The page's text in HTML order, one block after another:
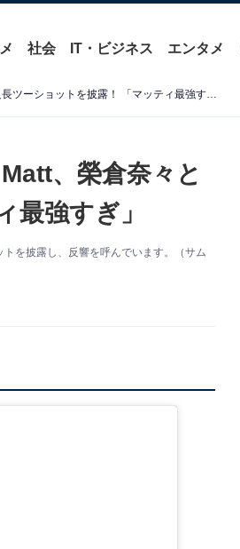
社会 IT・ビジネス エンタメ
「2人とも美しくてうっとりです、、」Matt、榮倉奈々との足長ツーショットを披露！ 「マッティ最強すぎ」
、榮倉奈々と
最強すぎ」
を披露し、反響を呼んでいます。（サム